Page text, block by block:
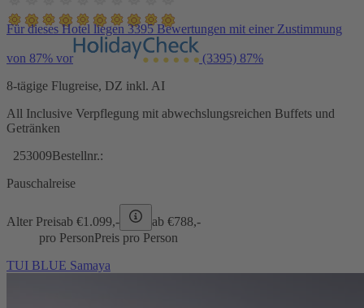
Für dieses Hotel liegen 3395 Bewertungen mit einer Zustimmung
von 87% vor (3395) 87%
8-tägige Flugreise, DZ inkl. AI
All Inclusive Verpflegung mit abwechslungsreichen Buffets und
Getränken
253009Bestellnr.:
Pauschalreise
Alter Preisab €1.099,- ab €788,-
pro PersonPreis pro Person
TUI BLUE Samaya